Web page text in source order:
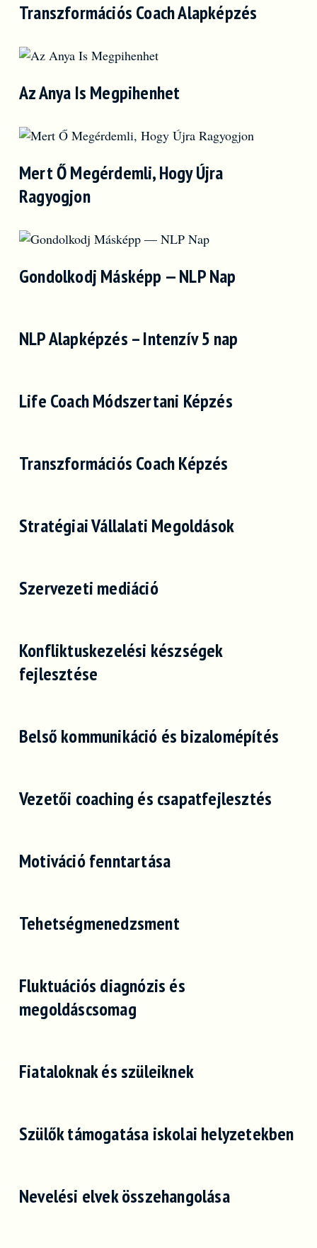
Transzformációs Coach Alapképzés
Az Anya Is Megpihenhet
Mert Ő Megérdemli, Hogy Újra
Ragyogjon
Gondolkodj Másképp — NLP Nap
NLP Alapképzés – Intenzív 5 nap
Life Coach Módszertani Képzés
Transzformációs Coach Képzés
Stratégiai Vállalati Megoldások
Szervezeti mediáció
Konfliktuskezelési készségek
fejlesztése
Belső kommunikáció és bizalomépítés
Vezetői coaching és csapatfejlesztés
Motiváció fenntartása
Tehetségmenedzsment
Fluktuációs diagnózis és
megoldáscsomag
Fiataloknak és szüleiknek
Szülők támogatása iskolai helyzetekben
Nevelési elvek összehangolása